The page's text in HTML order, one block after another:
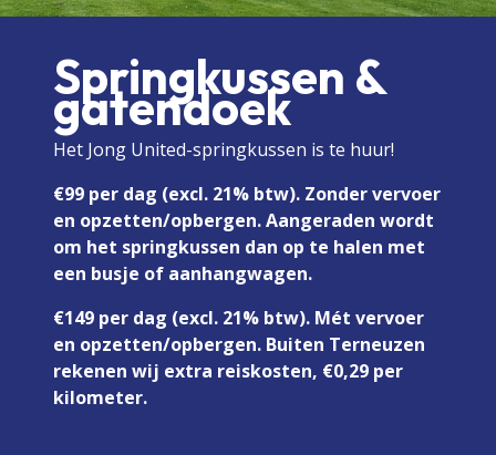
Springkussen &
gatendoek
Het Jong United-springkussen is te huur!
€99 per dag (excl. 21% btw). Zonder vervoer
en opzetten/opbergen. Aangeraden wordt
om het springkussen dan op te halen met
een busje of aanhangwagen.
€149 per dag (excl. 21% btw). Mét vervoer
en opzetten/opbergen. Buiten Terneuzen
rekenen wij extra reiskosten, €0,29 per
kilometer.